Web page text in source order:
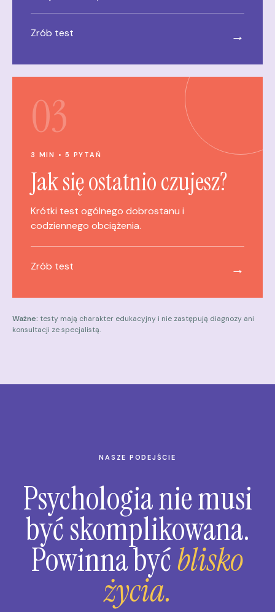
Zrób test →
03
3 MIN • 5 PYTAŃ
Jak się ostatnio czujesz?
Krótki test ogólnego dobrostanu i
codziennego obciążenia.
Zrób test →
Ważne: testy mają charakter edukacyjny i nie zastępują diagnozy ani
konsultacji ze specjalistą.
NASZE PODEJŚCIE
Psychologia nie musi
być skomplikowana.
Powinna byćblisko
życia.